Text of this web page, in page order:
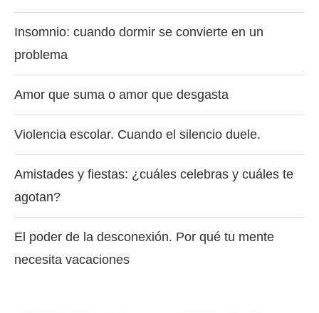
Insomnio: cuando dormir se convierte en un
problema
Amor que suma o amor que desgasta
Violencia escolar. Cuando el silencio duele.
Amistades y fiestas: ¿cuáles celebras y cuáles te
agotan?
El poder de la desconexión. Por qué tu mente
necesita vacaciones